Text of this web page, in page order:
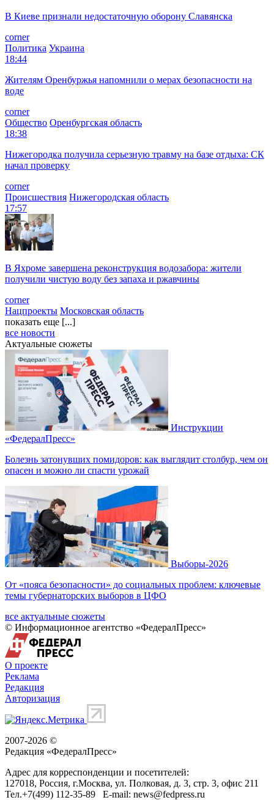
В Киеве признали недостаточную оборону Славянска
corner
Политика Украина
18:44
Жителям Оренбуржья напомнили о мерах безопасности на
воде
corner
Общество Оренбургская область
18:38
Нижегородка получила серьезную травму на базе отдыха: СК
начал проверку
corner
Происшествия Нижегородская область
17:57
В Яхроме завершена реконструкция водозабора: жители
получили чистую воду без запаха и ржавчины
corner
Нацпроекты Московская область
показать еще [...]
все новости
Актуальные сюжеты
Инструкции
«ФедералПресс»
Болезнь затонувших помидоров: как выглядит столбур, чем он
опасен и можно ли спасти урожай
Выборы-2026
От «пояса безопасности» до социальных проблем: ключевые
темы губернаторских выборов в ЦФО
все актуальные сюжеты
© Информационное агентство «ФедералПресс»
О проекте
Реклама
Редакция
Авторизация
2007-2026 ©
Редакция «ФедералПресс»
Адрес для корреспонденции и посетителей:
127018, Россия, г.Москва, ул. Полковая, д. 3, стр. 3, офис 211
Тел.+7(499) 112-35-89 E-mail: news@fedpress.ru